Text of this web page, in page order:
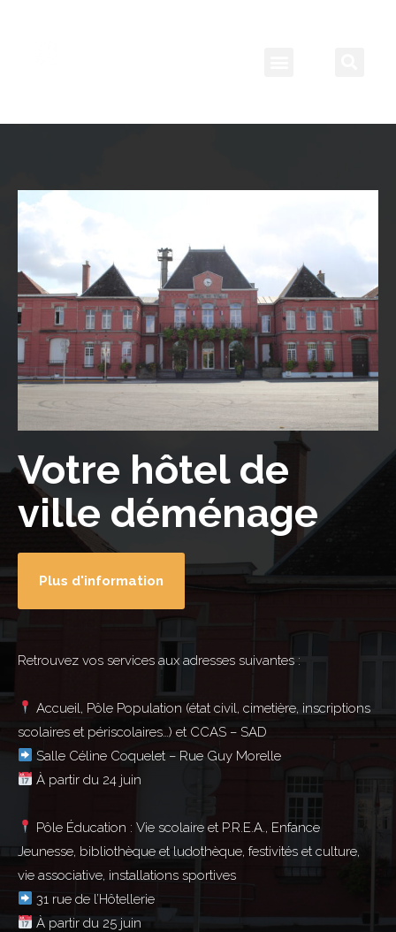
Votre hôtel de
ville déménage
Plus d'information
Retrouvez vos services aux adresses suivantes :
Accueil, Pôle Population (état civil, cimetière, inscriptions
scolaires et périscolaires…) et CCAS – SAD
Salle Céline Coquelet – Rue Guy Morelle
À partir du 24 juin
Pôle Éducation :Vie scolaire et P.R.E.A., Enfance
Jeunesse, bibliothèque et ludothèque, festivités et culture,
vie associative, installations sportives
31 rue de l’Hôtellerie
À partir du 25 juin